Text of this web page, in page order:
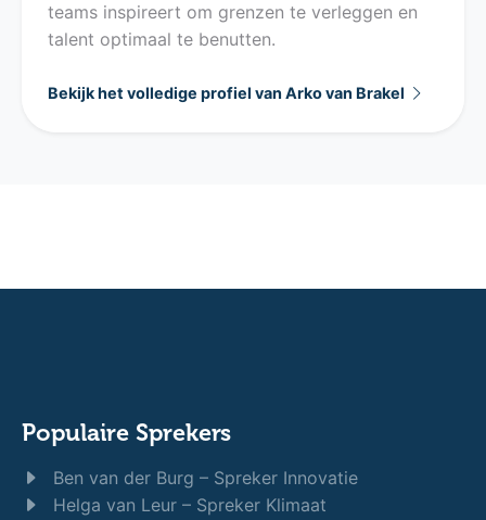
teams inspireert om grenzen te verleggen en
talent optimaal te benutten.
Bekijk het volledige profiel van Arko van Brakel
Populaire Sprekers
Ben van der Burg – Spreker Innovatie
Helga van Leur – Spreker Klimaat